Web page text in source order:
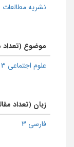
نشریه مطالعات
موضوع (تعداد
علوم اجتماعی 3
زبان (تعداد
فارسی 3